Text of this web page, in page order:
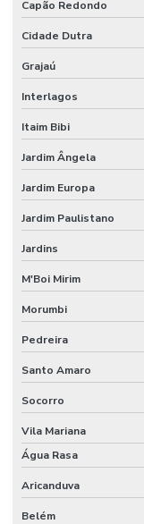
Capão Redondo
Cidade Dutra
Grajaú
Interlagos
Itaim Bibi
Jardim Ângela
Jardim Europa
Jardim Paulistano
Jardins
M'Boi Mirim
Morumbi
Pedreira
Santo Amaro
Socorro
Vila Mariana
Água Rasa
Aricanduva
Belém